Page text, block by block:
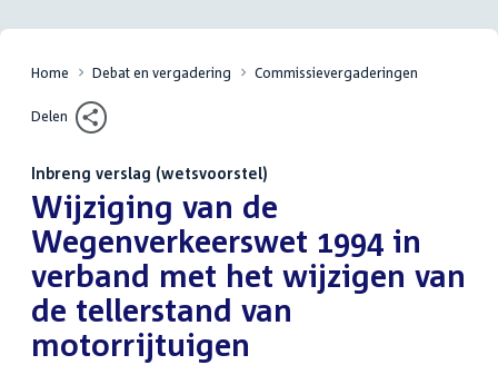
Home Debat en vergadering Commissievergaderingen
Delen
Inbreng verslag (wetsvoorstel)
:Wijziging van de
Wegenverkeerswet 1994 in
verband met het wijzigen van
de tellerstand van
motorrijtuigen